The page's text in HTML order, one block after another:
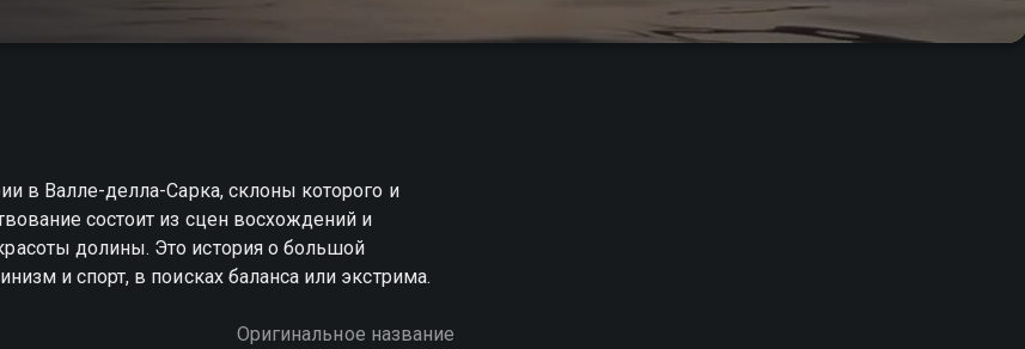
в Валле-делла-Сарка, склоны которого и
состоит из сцен восхождений и
долины. Это история о большой
и спорт, в поисках баланса или экстрима.
Оригинальное название